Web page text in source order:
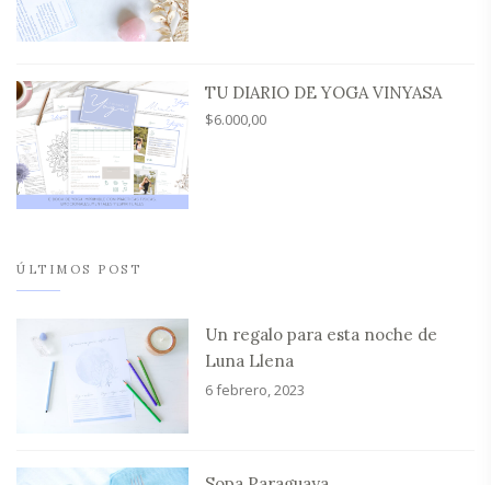
TU DIARIO DE YOGA VINYASA
$6.000,00
ÚLTIMOS POST
Un regalo para esta noche de
Luna Llena
6 febrero, 2023